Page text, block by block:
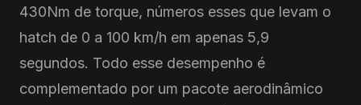
430Nm de torque, números esses que levam o
hatch de 0 a 100 km/h em apenas 5,9
segundos. Todo esse desempenho é
complementado por um pacote aerodinâmico